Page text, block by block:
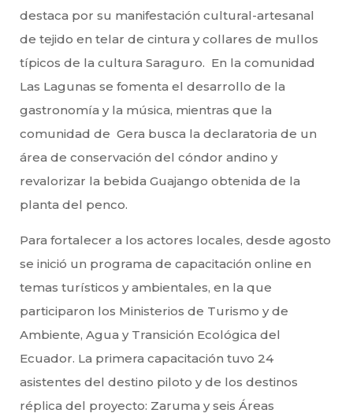
destaca por su manifestación cultural-artesanal
de tejido en telar de cintura y collares de mullos
típicos de la cultura Saraguro. En la comunidad
Las Lagunas se fomenta el desarrollo de la
gastronomía y la música, mientras que la
comunidad de Gera busca la declaratoria de un
área de conservación del cóndor andino y
revalorizar la bebida Guajango obtenida de la
planta del penco.
Para fortalecer a los actores locales, desde agosto
se inició un programa de capacitación online en
temas turísticos y ambientales, en la que
participaron los Ministerios de Turismo y de
Ambiente, Agua y Transición Ecológica del
Ecuador. La primera capacitación tuvo 24
asistentes del destino piloto y de los destinos
réplica del proyecto: Zaruma y seis Áreas